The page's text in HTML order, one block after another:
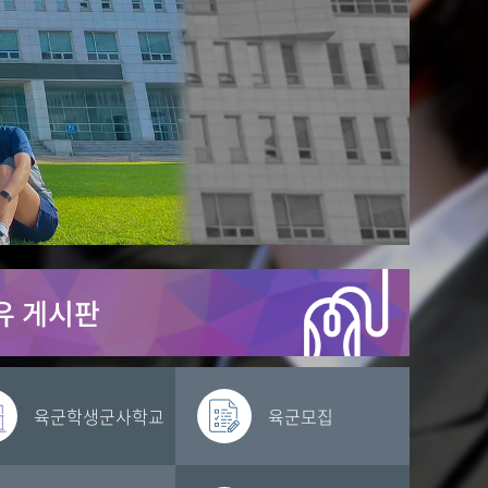
게시판
육군학생군사학교 육군모집